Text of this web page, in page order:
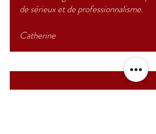
de sérieux et de professionnalisme.
Catherine